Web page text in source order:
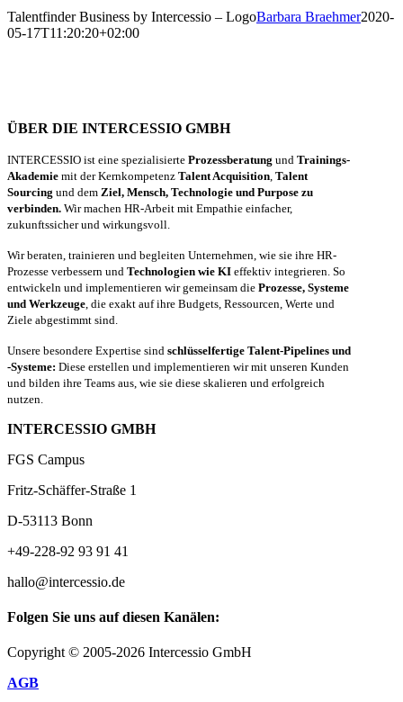
Talentfinder Business by Intercessio – LogoBarbara Braehmer2020-
05-17T11:20:20+02:00
ÜBER DIE INTERCESSIO GMBH
INTERCESSIO ist eine spezialisierte Prozessberatung und Trainings-
Akademie mit der Kernkompetenz Talent Acquisition Talent
Sourcing und dem Ziel, Mensch, Technologie und Purpose zu
verbinden. Wir machen HR-Arbeit mit Empathie einfacher,
zukunftssicher und wirkungsvoll.
Wir beraten, trainieren und begleiten Unternehmen, wie sie ihre HR-
Prozesse verbessern und Technologien wie KI effektiv integrieren. So
entwickeln und implementieren wir gemeinsam die Prozesse, Systeme
und Werkzeuge , die exakt auf ihre Budgets, Ressourcen, Werte und
Ziele abgestimmt sind.
Unsere besondere Expertise sind schlüsselfertige Talent-Pipelines und
-Systeme: Diese erstellen und implementieren wir mit unseren Kunden
und bilden ihre Teams aus, wie sie diese skalieren und erfolgreich
nutzen.
INTERCESSIO GMBH
FGS Campus
Fritz-Schäffer-Straße 1
D-53113 Bonn
+49-228-92 93 91 41
hallo@intercessio.de
Folgen Sie uns auf diesen Kanälen:
Copyright © 2005-2026 Intercessio GmbH
AGB